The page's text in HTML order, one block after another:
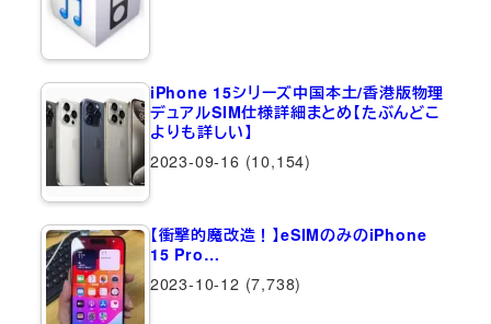
iPhone 15シリーズ中国本土/香港版物理
デュアルSIM仕様詳細まとめ【たぶんどこ
よりも詳しい】
2023-09-16 (10,154)
【衝撃的魔改造！】eSIMのみのiPhone
15 Pro…
2023-10-12 (7,738)